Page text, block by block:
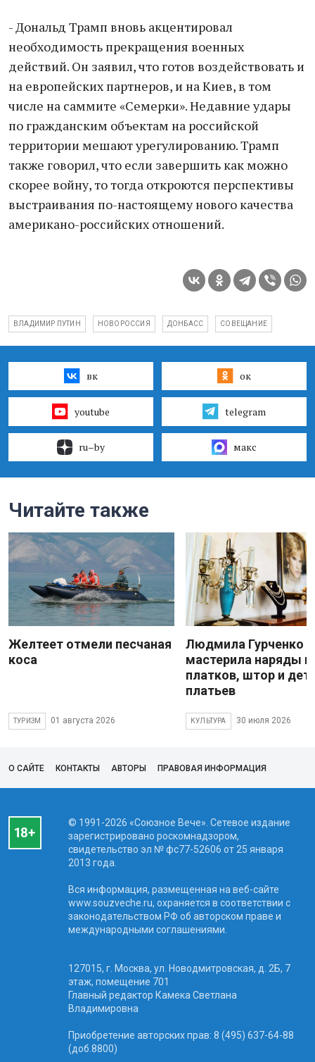
- Дональд Трамп вновь акцентировал
необходимость прекращения военных
действий. Он заявил, что готов воздействовать и
на европейских партнеров, и на Киев, в том
числе на саммите «Семерки». Недавние удары
по гражданским объектам на российской
территории мешают урегулированию. Трамп
также говорил, что если завершить как можно
скорее войну, то тогда откроются перспективы
выстраивания по-настоящему нового качества
американо-российских отношений.
ВЛАДИМИР ПУТИН НОВОРОССИЯ ДОНБАСС СОВЕЩАНИЕ
вк ок
youtube telegram
ru–by макс
Читайте также
Желтеет отмели песчаная
коса
ТУРИЗМ 01 августа 2026
Людмила Гурченко
мастерила наряды
платков, штор и
платьев
КУЛЬТУРА 30 июля 2026
О САЙТЕ КОНТАКТЫ АВТОРЫ ПРАВОВАЯ ИНФОРМАЦИЯ
© 1991-2026 «Союзное Вече». Сетевое издание
зарегистрировано роскомнадзором,
свидетельство эл № фc77-52606 от 25 января
2013 года.
Вся информация, размещенная на веб-сайте
www.souzveche.ru, охраняется в соответствии с
законодательством РФ об авторском праве и
международными соглашениями.
127015, г. Москва, ул. Новодмитровская, д. 2Б, 7
этаж, помещение 701
Главный редактор Камека Светлана
Владимировна
Приобретение авторских прав: 8 (495) 637-64-88
(доб.8800)